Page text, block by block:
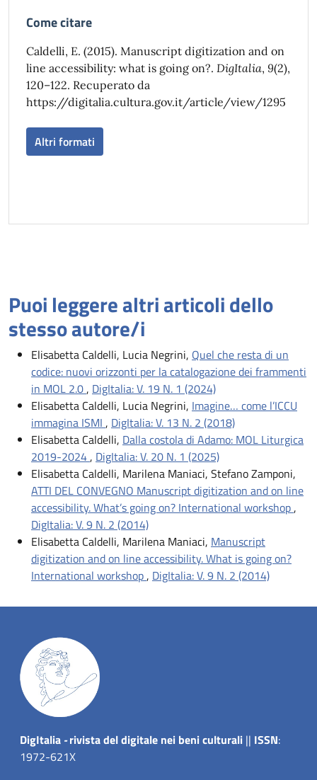
Come citare
Caldelli, E. (2015). Manuscript digitization and on
line accessibility: what is going on?. DigItalia, 9(2),
120–122. Recuperato da
https://digitalia.cultura.gov.it/article/view/1295
Altri formati
Puoi leggere altri articoli dello
stesso autore/i
Elisabetta Caldelli, Lucia Negrini, Quel che resta di un
codice: nuovi orizzonti per la catalogazione dei frammenti
in MOL 2.0, DigItalia: V. 19 N. 1 (2024)
Elisabetta Caldelli, Lucia Negrini, Imagine… come l’ICCU
immagina ISMI , DigItalia: V. 13 N. 2 (2018)
Elisabetta Caldelli, Dalla costola di Adamo: MOL Liturgica
2019-2024, DigItalia: V. 20 N. 1 (2025)
Elisabetta Caldelli, Marilena Maniaci, Stefano Zamponi,
ATTI DEL CONVEGNO Manuscript digitization and on line
accessibility. What’s going on? International workshop,
DigItalia: V. 9 N. 2 (2014)
Elisabetta Caldelli, Marilena Maniaci, Manuscript
digitization and on line accessibility. What is going on?
International workshop, DigItalia: V. 9 N. 2 (2014)
DigItalia -rivista del digitale nei beni culturali || ISSN:
1972-621X